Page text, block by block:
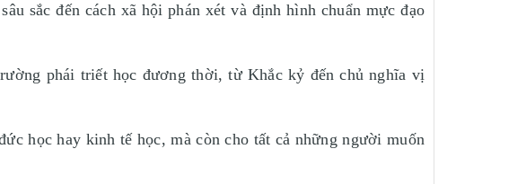
sắc đến cách xã hội phán xét và định hình chuẩn mực đạo
phái triết học đương thời, từ Khắc kỷ đến chủ nghĩa vị
học hay kinh tế học, mà còn cho tất cả những người muốn